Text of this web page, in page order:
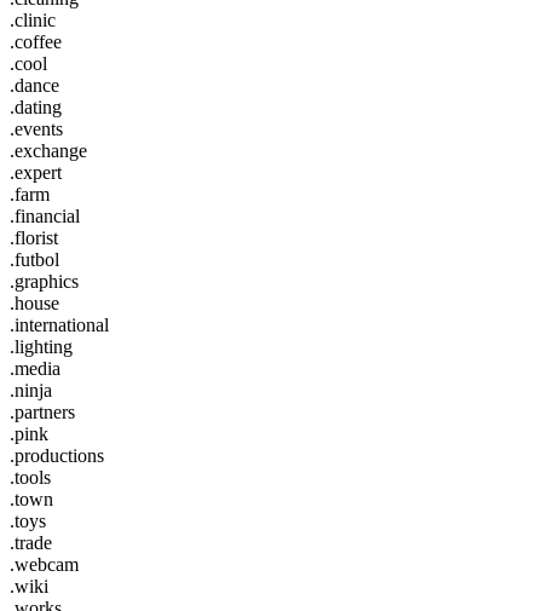
.clinic
.coffee
.cool
.dance
.dating
.events
.exchange
.expert
.farm
.financial
.florist
.futbol
.graphics
.house
.international
.lighting
.media
.ninja
.partners
.pink
.productions
.tools
.town
.toys
.trade
.webcam
.wiki